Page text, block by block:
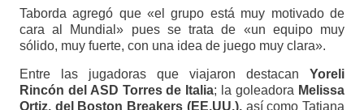
Taborda agregó que «el grupo está muy motivado de
cara al Mundial» pues se trata de «un equipo muy
sólido, muy fuerte, con una idea de juego muy clara».
Entre las jugadoras que viajaron destacanYoreli
Rincón del ASD Torres de Italia; la goleadora Melissa
Ortiz, del Boston Breakers (EE.UU.),así como Tatiana